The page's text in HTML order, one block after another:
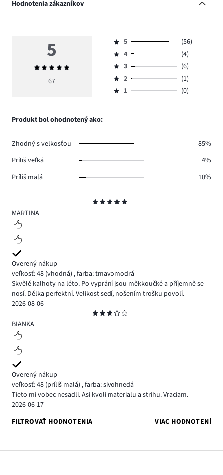
Hodnotenia zákazníkov
5
MARTINA
Overený nákup
veľkosť: 48 (vhodná) ,farba: tmavomodrá
Skvělé kalhoty na léto. Po vyprání jsou měkkoučké a příjemně se
nosí. Délka perfektní. Velikost sedí, nošením trošku povolí.
2026-08-06
3
BIANKA
Overený nákup
veľkosť: 48 (príliš malá) ,farba: sivohnedá
Tieto mi vobec nesadli. Asi kvoli materialu a strihu. Vraciam.
2026-06-17
FILTROVAŤ HODNOTENIA
VIAC HODNOTENÍ
5
Priemerné
hodnotenie
67
Hodnotenie
5,
počet
hlasov
56.
5
(56)
Hodnotenie
4,
počet
hlasov
4
(4)
Hodnotenie
3,
počet
3
(6)
Hodnotenie
2,
2
(1)
Hodnotenie
1,
1 (0)
Produkt bol ohodnotený ako:
Zhodný s veľkosťou
85%
Príliš veľká
4%
Príliš malá
10%